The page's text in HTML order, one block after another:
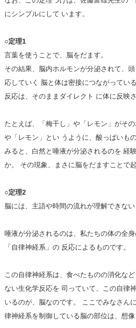
にシンプルにして います。
○定理1
言葉を使うことで、脳をだます。
その結果、脳内ホルモンが分泌されて、
応していく 脳と体は密接につながってい
反応は、そのままダイレクト に体に反映
たとえば、「梅干し」や「レモン」がその
や「レモン」とい うように、酸っぱいも
みると、白然と唾液が分泌されるのを 経
か。 その現象、まさに脳をだますことで
○定理2
脳には、主語や時間の流れが理解できな
唾液が分泌されるのは、私たちの体の全
「自律神経系」の 反応によるものです。
この自律神経系は、食べたものの消化な
ない生化学反応を 司っていて、この自律
いるのが、脳なのです。 ここでみなさん
律神経系を制御している脳の部位は、想像